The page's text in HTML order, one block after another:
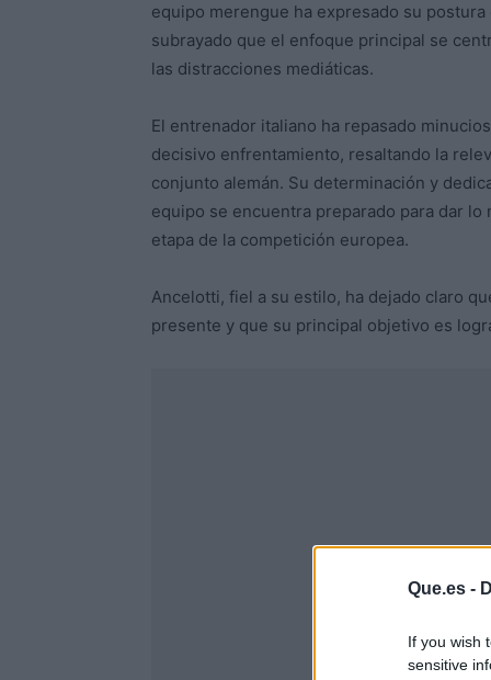
Que.es -
If you wish
sensitive
equipo merengue ha expresado su
subrayado que el enfoque principal se
las distracciones mediáticas.
El entrenador italiano ha repasado
decisivo enfrentamiento, resaltando la
conjunto alemán. Su determinación y
equipo se encuentra preparado para dar
etapa de la competición europea.
Ancelotti, fiel a su estilo, ha dejado claro
presente y que su principal objetivo es